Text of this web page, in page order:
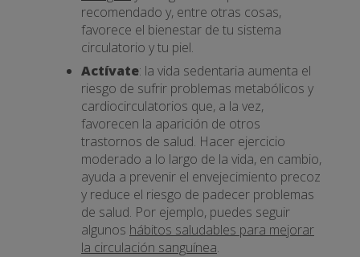
recomendado y, entre otras cosas,
favorece el bienestar de tu sistema
circulatorio y tu piel.
Actívate: la vida sedentaria aumenta el
riesgo de sufrir problemas metabólicos y
cardiocirculatorios que, a la vez,
favorecen la aparición de otros
trastornos de salud. Hacer ejercicio
moderado a lo largo de la vida, en cambio,
ayuda a prevenir el envejecimiento precoz
y reduce el riesgo de padecer problemas
de salud. Por ejemplo, puedes seguir
algunos hábitos saludables para mejorar
la circulación sanguínea.